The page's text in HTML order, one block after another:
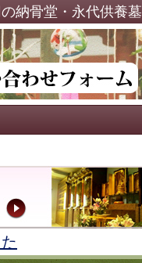
納骨堂・永代供養墓